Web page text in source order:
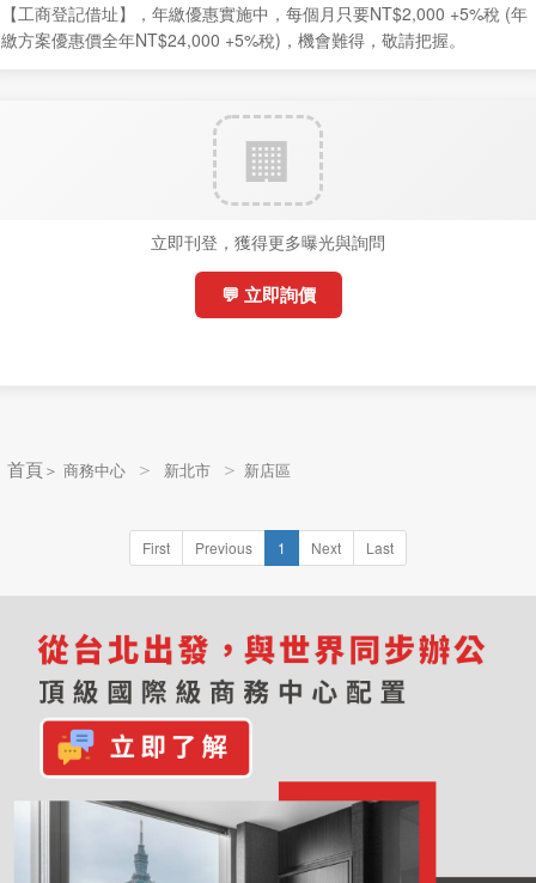
【工商登記借址】，年繳優惠實施中，每個月只要NT$2,000 +5%稅 (年
繳方案優惠價全年NT$24,000 +5%稅)，機會難得，敬請把握。
立即刊登，獲得更多曝光與詢問
💬 立即詢價
首頁＞ 商務中心 ＞ 新北市 ＞ 新店區
First Previous 1 Next Last